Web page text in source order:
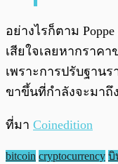
อย่างไรก็ตาม
เสียใจเลยหากราค
เพราะการปรับฐาน
ขาขึ้นที่กำลังจะมาถึง
ที่มา Coinedition
bitcoin cryptocurrency บิ